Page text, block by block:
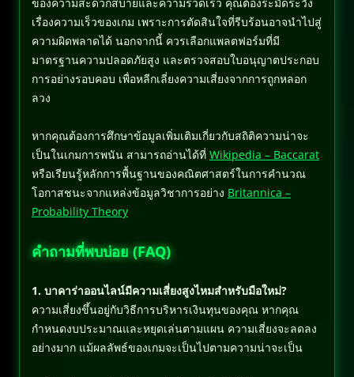
เรื่องความเร็วของเกม เพราะการตัดสินใจที่รีบร้อนอาจนำไปสู่
ความผิดพลาดได้ นอกจากนี้ ควรเลือกแพลตฟอร์มที่มี
มาตรฐานความปลอดภัยสูง และตรวจสอบใบอนุญาตประกอบ
การอย่างรอบคอบ เพื่อหลีกเลี่ยงความเสี่ยงจากการถูกหลอก
ลวง
หากคุณต้องการศึกษาข้อมูลเพิ่มเติมเกี่ยวกับสถิติความน่าจะ
เป็นในเกมการพนัน สามารถอ่านได้ที่ Wikipedia – Baccarat
หรือเรียนรู้หลักการพื้นฐานของคณิตศาสตร์ในการคำนวณ
โอกาสชนะจากแหล่งข้อมูลวิชาการอย่าง Britannica –
Probability Theory
คำถามที่พบบ่อย (FAQ)
1. บาคาร่าออนไลน์มีความเสี่ยงสูงไหมสำหรับมือใหม่?
ความเสี่ยงขึ้นอยู่กับวิธีการบริหารเงินทุนของคุณ หากคุณ
กำหนดงบประมาณและหยุดเล่นตามแผน ความเสี่ยงจะลดลง
อย่างมาก แม้ผลลัพธ์ของเกมจะเป็นไปตามความน่าจะเป็น